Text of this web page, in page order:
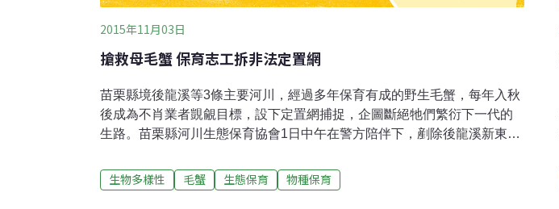
2015年11月03日
搶救母毛蟹 保育志工拆非法定置網
苗栗縣境後龍溪等3條主要河川，經過多年保育有成的野生毛蟹，每年入秋
後成為不肖業者覬覦目標，設下定置網捕捉，企圖斷絕牠們繁衍下一代的
生路。苗栗縣河川生態保育協會1日中午在警方陪伴下，剷除後龍溪新東大
會理事長賴文鑫說，縣府自2011年起公告後龍溪、中港溪和西湖溪等流
域，禁止使用網具和毒電魚捕撈，因為祭出3~15萬元重罰，檢舉人可獲裁
生物多樣性 毛蟹 生態保育 物種保育